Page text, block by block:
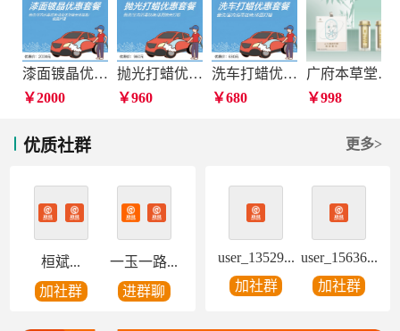
漆面镀晶优惠套餐
￥2000
抛光打蜡优惠套餐
￥960
洗车打蜡优惠套餐
￥680
广府本草堂元宝枫神经酸凝胶糖果
￥998
优质社群 更多>
桓斌...
加社群
一玉一路...
进群聊
user_13529...
加社群
user_15636...
加社群